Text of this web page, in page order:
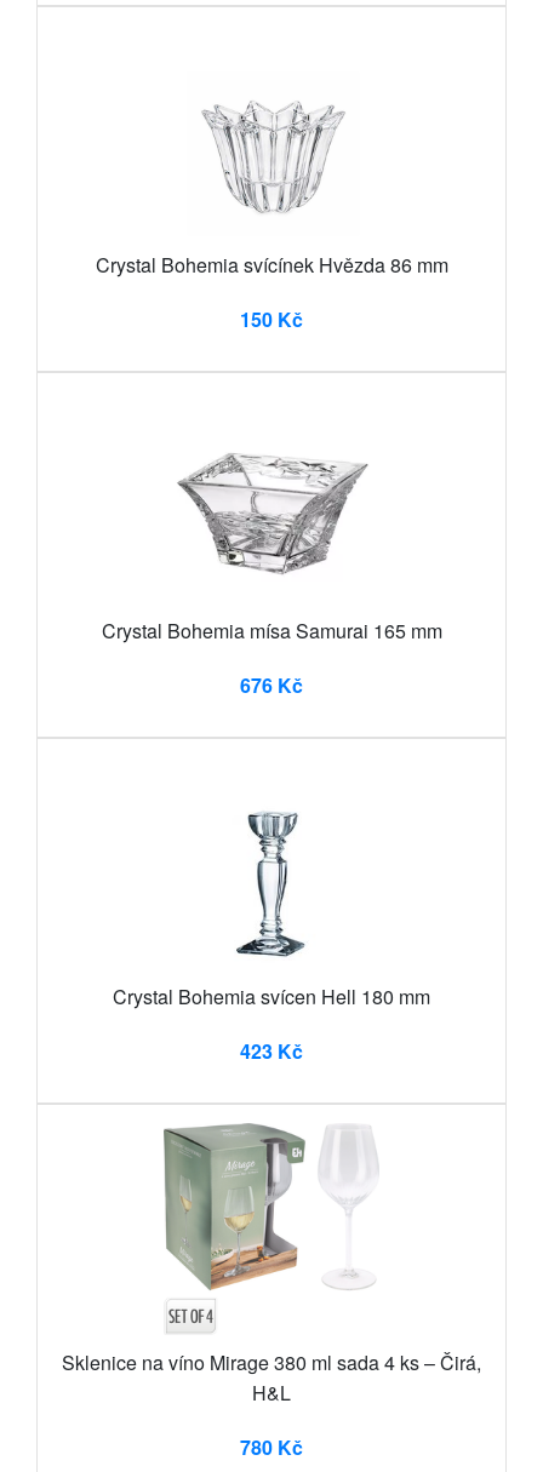
Crystal Bohemia svícínek Hvězda 86 mm
150 Kč
Crystal Bohemia mísa Samurai 165 mm
676 Kč
Crystal Bohemia svícen Hell 180 mm
423 Kč
Sklenice na víno Mirage 380 ml sada 4 ks – Čirá,
H&L
780 Kč